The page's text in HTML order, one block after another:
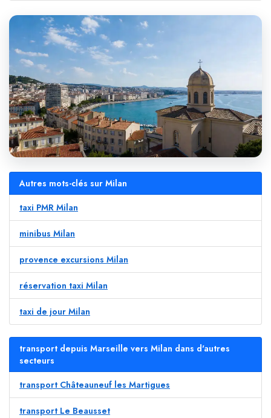
Autres mots-clés sur Milan
taxi PMR Milan
minibus Milan
provence excursions Milan
réservation taxi Milan
taxi de jour Milan
transport depuis Marseille vers Milan dans d'autres
secteurs
transport Châteauneuf les Martigues
transport Le Beausset